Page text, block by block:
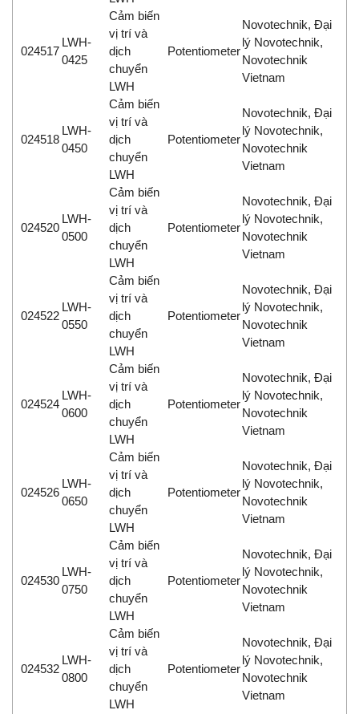
024517
LWH-
0425
Cảm biến
vị trí và
dịch
chuyển
LWH
Potentiometer
Novotechnik, Đại
lý Novotechnik,
Novotechnik
Vietnam
024518
LWH-
0450
Cảm biến
vị trí và
dịch
chuyển
LWH
Potentiometer
Novotechnik, Đại
lý Novotechnik,
Novotechnik
Vietnam
024520
LWH-
0500
Cảm biến
vị trí và
dịch
chuyển
LWH
Potentiometer
Novotechnik, Đại
lý Novotechnik,
Novotechnik
Vietnam
024522
LWH-
0550
Cảm biến
vị trí và
dịch
chuyển
LWH
Potentiometer
Novotechnik, Đại
lý Novotechnik,
Novotechnik
Vietnam
024524
LWH-
0600
Cảm biến
vị trí và
dịch
chuyển
LWH
Potentiometer
Novotechnik, Đại
lý Novotechnik,
Novotechnik
Vietnam
024526
LWH-
0650
Cảm biến
vị trí và
dịch
chuyển
LWH
Potentiometer
Novotechnik, Đại
lý Novotechnik,
Novotechnik
Vietnam
024530
LWH-
0750
Cảm biến
vị trí và
dịch
chuyển
LWH
Potentiometer
Novotechnik, Đại
lý Novotechnik,
Novotechnik
Vietnam
024532
LWH-
0800
Cảm biến
vị trí và
dịch
chuyển
LWH
Potentiometer
Novotechnik, Đại
lý Novotechnik,
Novotechnik
Vietnam